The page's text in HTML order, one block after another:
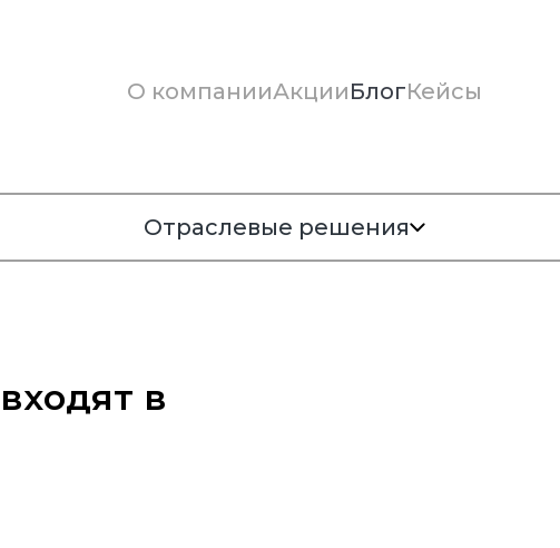
О компанииАкцииБлогКейсы
Отраслевые решения
в